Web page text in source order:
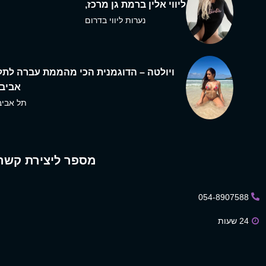
ליווי אלין ברמת גן מרכז,
נערות ליווי בדרום
ויולטה – הדוגמנית הכי מהממת עברה
תל
מספר ליצירת
054-8907588
24 שעות